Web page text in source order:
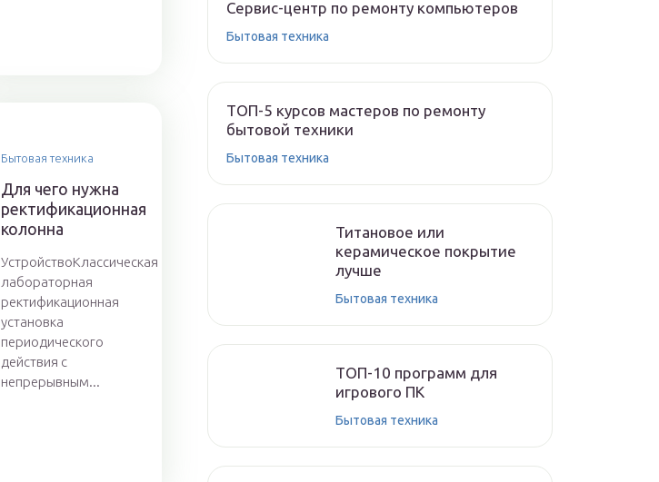
Бытовая техника
Для чего нужна
ректификационная
колонна
УстройствоКлассическая
лабораторная
ректификационная
установка
периодического
действия с
непрерывным...
Сервис-центр по ремонту компьютеров
Бытовая техника
ТОП-5 курсов мастеров по ремонту
бытовой техники
Бытовая техника
Титановое или
керамическое покрытие
лучше
Бытовая техника
ТОП-10 программ для
игрового ПК
Бытовая техника